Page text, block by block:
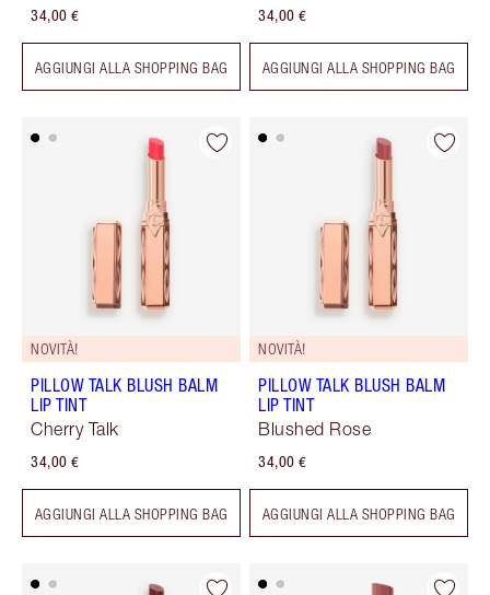
34,00 €
AGGIUNGI ALLA SHOPPING BAG
34,00 €
AGGIUNGI ALLA SHOPPING BAG
NOVITÀ!
PILLOW TALK BLUSH BALM
LIP TINT
Cherry Talk
34,00 €
AGGIUNGI ALLA SHOPPING BAG
NOVITÀ!
PILLOW TALK BLUSH BALM
LIP TINT
Blushed Rose
34,00 €
AGGIUNGI ALLA SHOPPING BAG